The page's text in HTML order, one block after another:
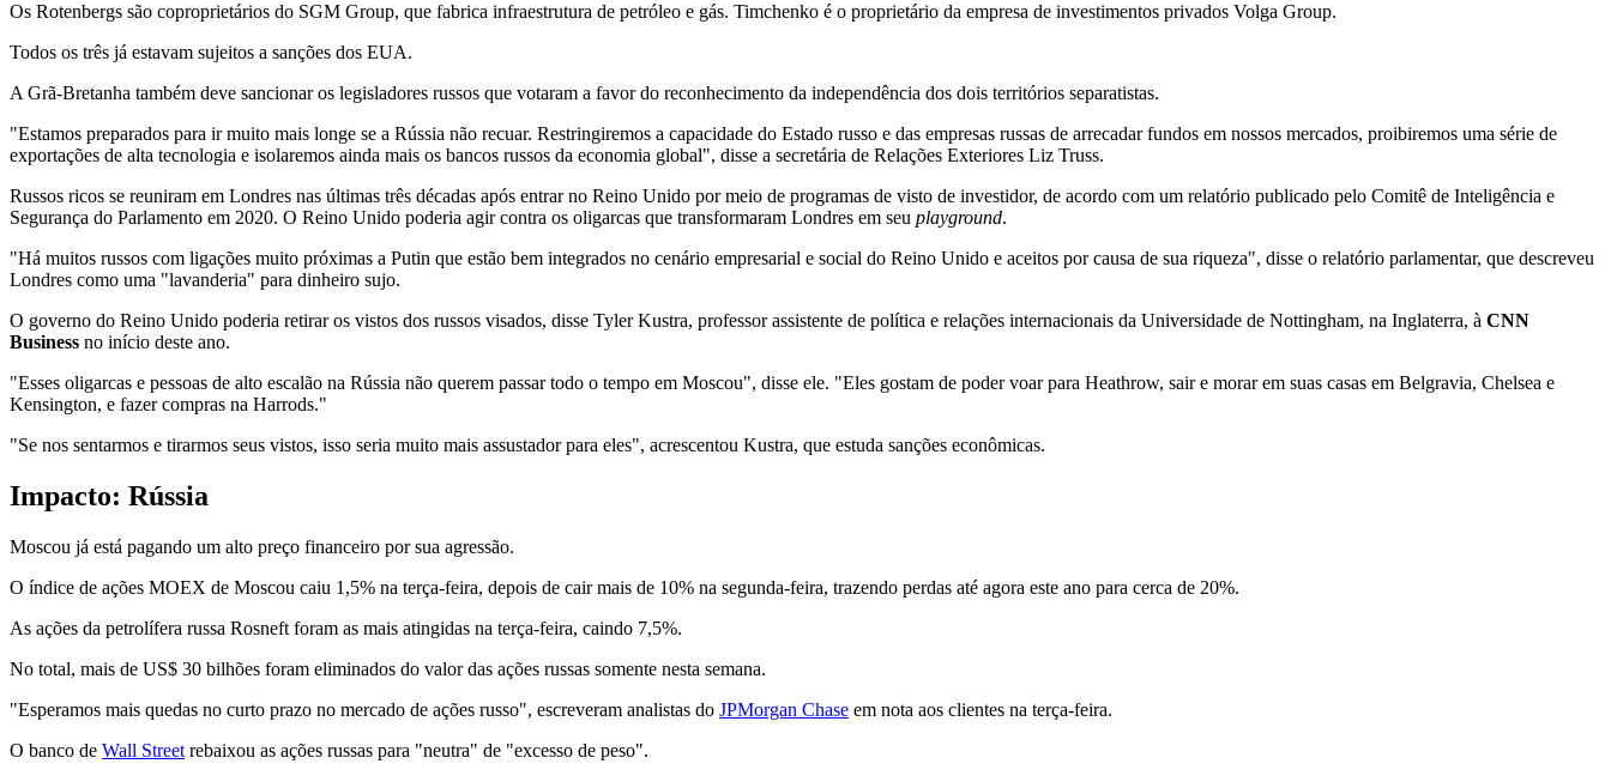
Os Rotenbergs são coproprietários do SGM Group, que fabrica infraestrutura de petróleo e gás. Timchenko é o proprietário da empresa de investimentos privados Volga Group.
Todos os três já estavam sujeitos a sanções dos EUA.
A Grã-Bretanha também deve sancionar os legisladores russos que votaram a favor do reconhecimento da independência dos dois territórios separatistas.
"Estamos preparados para ir muito mais longe se a Rússia não recuar. Restringiremos a capacidade do Estado russo e das empresas russas de arrecadar fundos em nossos mercados, proibiremos uma série de
exportações de alta tecnologia e isolaremos ainda mais os bancos russos da economia global", disse a secretária de Relações Exteriores Liz Truss.
Russos ricos se reuniram em Londres nas últimas três décadas após entrar no Reino Unido por meio de programas de visto de investidor, de acordo com um relatório publicado pelo Comitê de Inteligência e
Segurança do Parlamento em 2020. O Reino Unido poderia agir contra os oligarcas que transformaram Londres em seu playground.
"Há muitos russos com ligações muito próximas a Putin que estão bem integrados no cenário empresarial e social do Reino Unido e aceitos por causa de sua riqueza", disse o relatório parlamentar, que descreveu
Londres como uma "lavanderia" para dinheiro sujo.
O governo do Reino Unido poderia retirar os vistos dos russos visados, disse Tyler Kustra, professor assistente de política e relações internacionais da Universidade de Nottingham, na Inglaterra, à CNN
Business no início deste ano.
"Esses oligarcas e pessoas de alto escalão na Rússia não querem passar todo o tempo em Moscou", disse ele. "Eles gostam de poder voar para Heathrow, sair e morar em suas casas em Belgravia, Chelsea e
Kensington, e fazer compras na Harrods."
"Se nos sentarmos e tirarmos seus vistos, isso seria muito mais assustador para eles", acrescentou Kustra, que estuda sanções econômicas.
Impacto: Rússia
Moscou já está pagando um alto preço financeiro por sua agressão.
O índice de ações MOEX de Moscou caiu 1,5% na terça-feira, depois de cair mais de 10% na segunda-feira, trazendo perdas até agora este ano para cerca de 20%.
As ações da petrolífera russa Rosneft foram as mais atingidas na terça-feira, caindo 7,5%.
No total, mais de US$ 30 bilhões foram eliminados do valor das ações russas somente nesta semana.
"Esperamos mais quedas no curto prazo no mercado de ações russo", escreveram analistas do JPMorgan Chase em nota aos clientes na terça-feira.
O banco de Wall Street rebaixou as ações russas para "neutra" de "excesso de peso".